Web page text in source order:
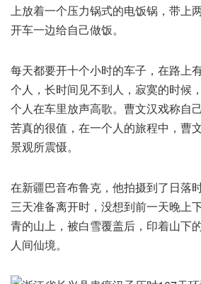
上放着一个压力锅式的电饭锅，带上
开车一边给自己做饭。
每天都要开十个小时的车子，在路上
个人，长时间见不到人，寂寞的时候
个人在车里放声高歌。曹文汉戏称自
苦真的很值，在一个人的旅程中，曹
景观所震慑。
在新疆巴音布鲁克，他拍摄到了日落
三天准备离开时，没想到前一天晚上
青的山上，被白雪覆盖后，印着山下
人间仙境。